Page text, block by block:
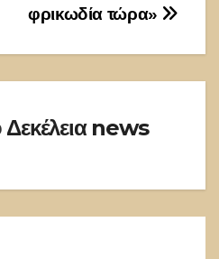
φρικωδία τώρα»
Δεκέλεια news